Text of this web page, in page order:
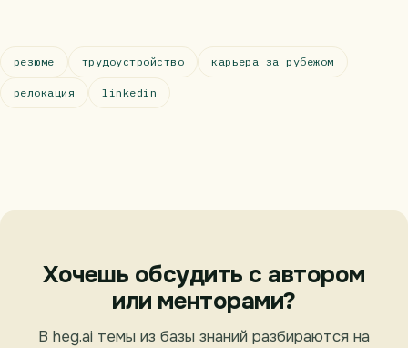
резюме трудоустройство карьера за рубежом
релокация linkedin
Хочешь обсудить с автором
или менторами?
В heg.ai темы из базы знаний разбираются на